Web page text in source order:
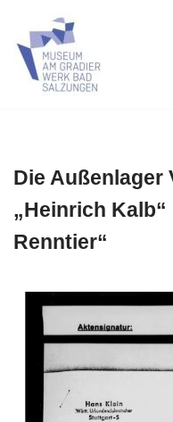
Zum
Inhalt
springen
Die Außenlager
„Heinrich
Renntier“